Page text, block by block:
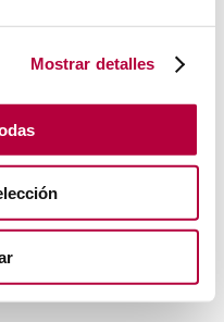
Mostrar detalles